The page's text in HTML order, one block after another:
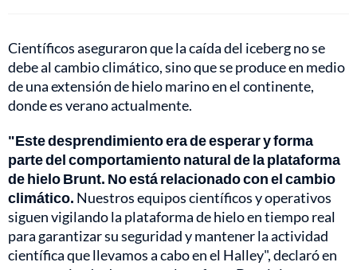
Científicos aseguraron que la caída del iceberg no se
debe al cambio climático, sino que se produce en medio
de una extensión de hielo marino en el continente,
donde es verano actualmente.
"Este desprendimiento era de esperar y forma
parte del comportamiento natural de la plataforma
de hielo Brunt. No está relacionado con el cambio
climático. Nuestros equipos científicos y operativos
siguen vigilando la plataforma de hielo en tiempo real
para garantizar su seguridad y mantener la actividad
científica que llevamos a cabo en el Halley", declaró en